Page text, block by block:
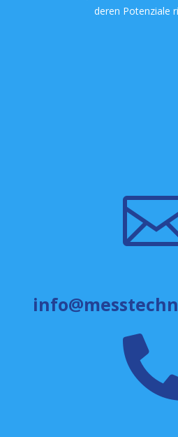
deren Potenziale